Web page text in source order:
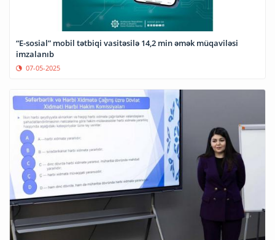
“E-sosial” mobil tətbiqi vasitəsilə 14,2 min əmək müqaviləsi
imzalanıb
07-05-2025